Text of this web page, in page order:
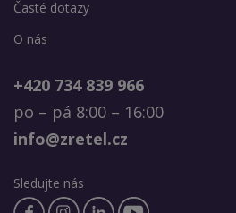
Časté dotazy
O nás
+420 734 839 966
po – pá 8:00 – 16:00
info@zretel.cz
Sledujte nás